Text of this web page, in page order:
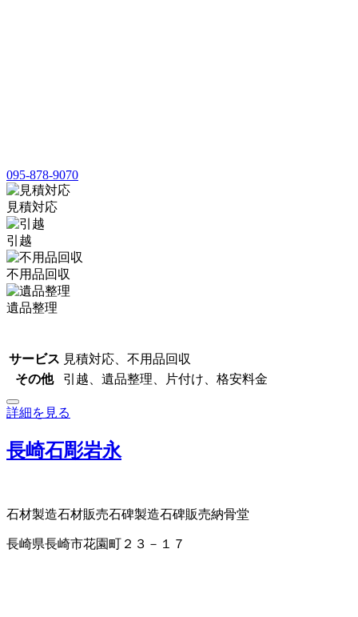
095-878-9070
見積対応
引越
不用品回収
遺品整理
サービス 見積対応、不用品回収
その他
引越、遺品整理、片付け、格安料金
詳細を見る
長崎石彫岩永
石材製造石材販売石碑製造石碑販売納骨堂
長崎県長崎市花園町２３－１７